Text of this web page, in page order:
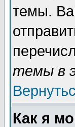
темы.
темы в
Как я